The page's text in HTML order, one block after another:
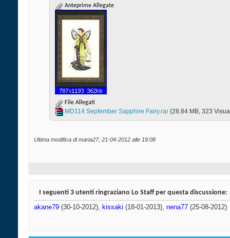
Anteprime Allegate
File Allegati
MD114 September Sapphire Fairy.rar‎ (28.84 MB, 323
Ultima modifica di maria27; 21-04-2012 alle 19:08
I seguenti 3 utenti ringraziano Lo Staff per questa discussione:
akane79 (30-10-2012), kissaki (18-01-2013), nena77 (25-08-2012)